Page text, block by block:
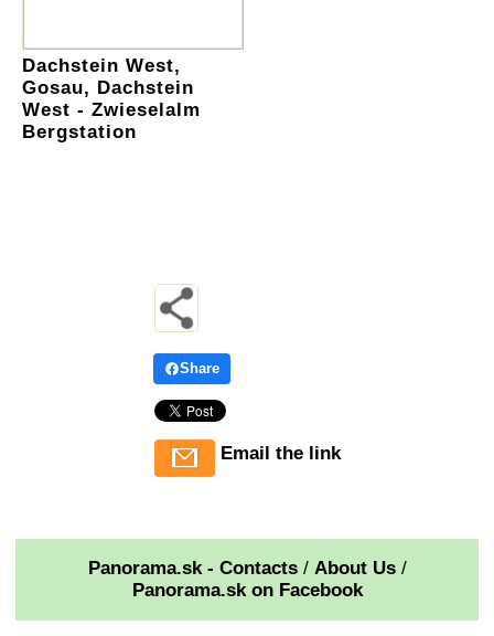
Dachstein West,
Gosau, Dachstein
West - Zwieselalm
Bergstation
Share
Email the link
Panorama.sk - Contacts/ About Us/
Panorama.sk on Facebook